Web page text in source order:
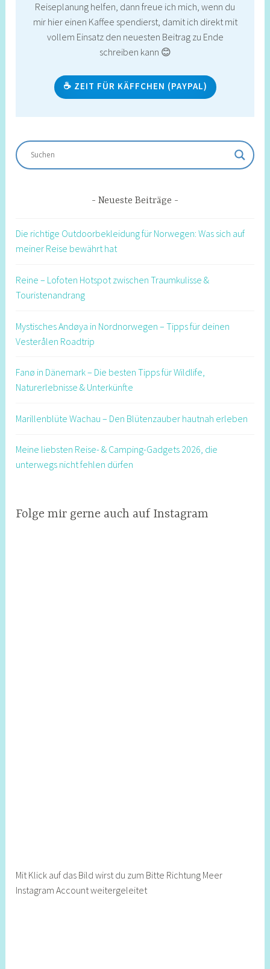
Reiseplanung helfen, dann freue ich mich, wenn du
mir hier einen Kaffee spendierst, damit ich direkt mit
vollem Einsatz den neuesten Beitrag zu Ende
schreiben kann 😊
☕ ZEIT FÜR KÄFFCHEN (PAYPAL)
Neueste Beiträge
Die richtige Outdoorbekleidung für Norwegen: Was sich auf
meiner Reise bewährt hat
Reine – Lofoten Hotspot zwischen Traumkulisse &
Touristenandrang
Mystisches Andøya in Nordnorwegen – Tipps für deinen
Vesterålen Roadtrip
Fanø in Dänemark – Die besten Tipps für Wildlife,
Naturerlebnisse & Unterkünfte
Marillenblüte Wachau – Den Blütenzauber hautnah erleben
Meine liebsten Reise- & Camping-Gadgets 2026, die
unterwegs nicht fehlen dürfen
Folge mir gerne auch auf Instagram
Mit Klick auf das Bild wirst du zum Bitte Richtung Meer
Instagram Account weitergeleitet